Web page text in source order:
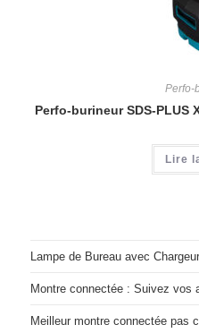
Perfo-
Perfo-burineur SDS-PLUS
Lire
Lampe de Bureau avec
Montre connectée : Suivez vos
Meilleur montre connectée pas